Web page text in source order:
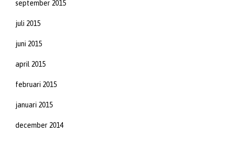
september 2015
juli 2015
juni 2015
april 2015
februari 2015
januari 2015
december 2014